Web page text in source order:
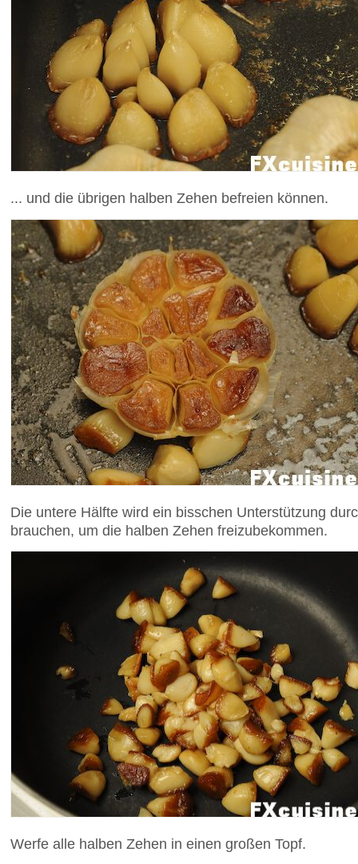
... und die übrigen halben Zehen befreien können.
Die untere Hälfte wird ein bisschen Unterstützung
brauchen, um die halben Zehen freizubekommen.
Werfe alle halben Zehen in einen großen Topf.